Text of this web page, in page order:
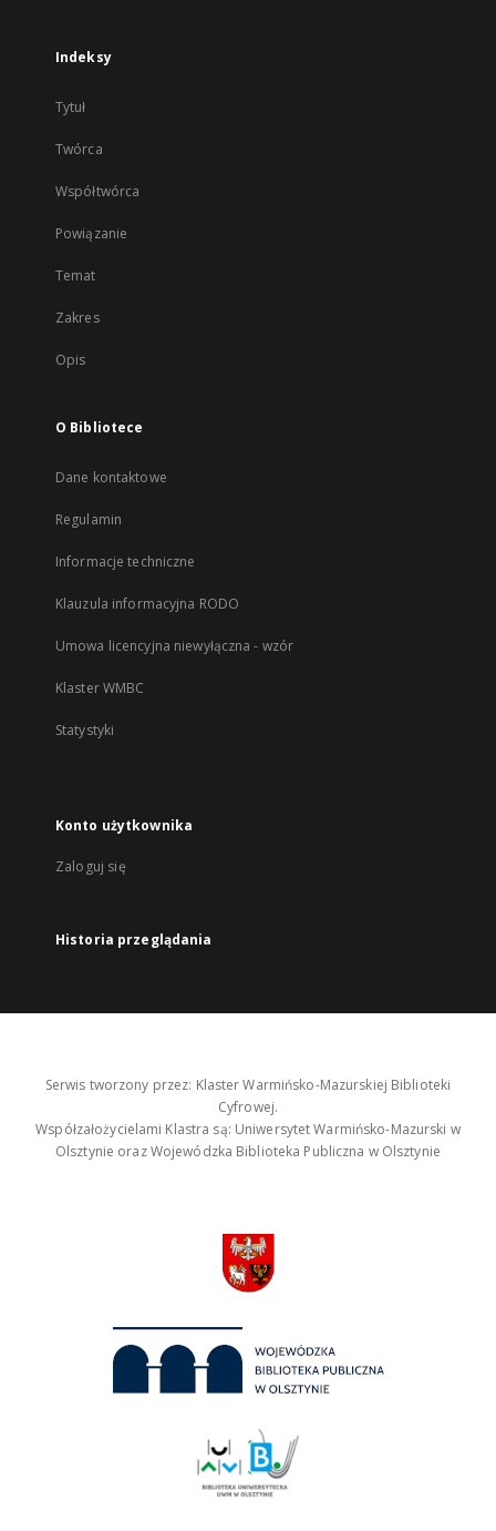
Indeksy
Tytuł
Twórca
Współtwórca
Powiązanie
Temat
Zakres
Opis
O Bibliotece
Dane kontaktowe
Regulamin
Informacje techniczne
Klauzula informacyjna RODO
Umowa licencyjna niewyłączna - wzór
Klaster WMBC
Statystyki
Konto użytkownika
Zaloguj się
Historia przeglądania
Serwis tworzony przez: Klaster Warmińsko-Mazurskiej Biblioteki
Cyfrowej.
Współzałożycielami Klastra są: Uniwersytet Warmińsko-Mazurski w
Olsztynie oraz Wojewódzka Biblioteka Publiczna w Olsztynie